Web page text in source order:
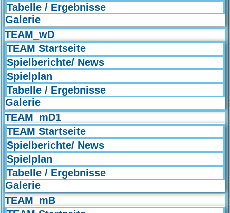
Tabelle / Ergebnisse
Galerie
TEAM_wD
TEAM Startseite
Spielberichte/ News
Spielplan
Tabelle / Ergebnisse
Galerie
TEAM_mD1
TEAM Startseite
Spielberichte/ News
Spielplan
Tabelle / Ergebnisse
Galerie
TEAM_mB